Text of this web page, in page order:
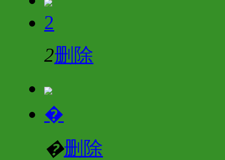
2
2删除
�
�删除